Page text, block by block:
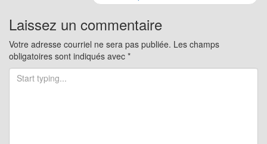
les
articles
Laissez un commentaire
Votre adresse courriel ne sera pas publiée. Les champs
obligatoires sont indiqués avec *